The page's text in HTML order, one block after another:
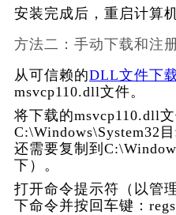
安装完成后，重启计算
方法二：手动下载和注
从可信赖的DLL文件下
msvcp110.dll文件。
将下载的msvcp110.dll文
C:\Windows\System32
还需要复制到
下）。
打开命令提示符（以管
下命令并按回车键：